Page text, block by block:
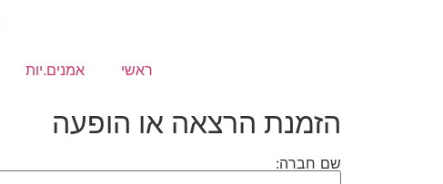
ראשי אמנים.יות
הזמנת הרצאה או הופעה
שם חברה: